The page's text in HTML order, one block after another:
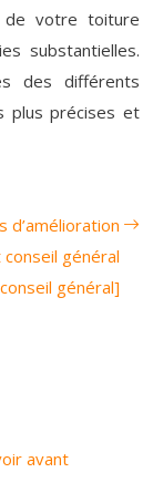
de votre toiture
substantielles.
des différents
plus précises et
d’amélioration
général
général]
avant